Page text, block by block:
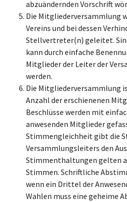
abzuändernden Vorschrift
Die Mitgliederversammlung
Vereins und bei dessen
Stellvertreter(n) geleitet.
kann durch einfache
Mitglieder der Leiter der
werden.
Die Mitgliederversammlung
Anzahl der erschienenen
Beschlüsse werden mit
anwesenden Mitglieder
Stimmengleichheit gibt die
Versammlungsleiters den
Stimmenthaltungen gelten
Stimmen. Schriftliche
wenn ein Drittel der
Wahlen muss eine geheime